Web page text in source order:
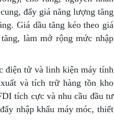
đẩy giá năng lượng tăng
Giá dầu tăng kéo theo giá
làm mở rộng mức nhập
điện tử và linh kiện máy tính
và tích trữ hàng tồn kho
tích cực và nhu cầu đầu tư
nhập khẩu máy móc, thiết